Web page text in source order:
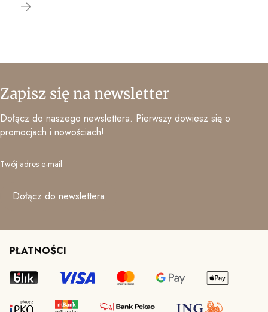
Zapisz się na newsletter
Dołącz do naszego newslettera. Pierwszy dowiesz się o
promocjach i nowościach!
Twój adres e-mail
Dołącz do newslettera
PŁATNOŚCI